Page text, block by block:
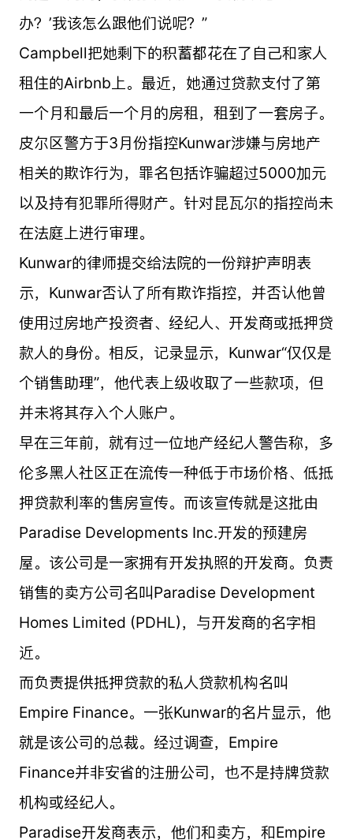
办？’我该怎么跟他们说呢？”
Campbell把她剩下的积蓄都花在了自己和家人
租住的Airbnb上。最近，她通过贷款支付了第
一个月和最后一个月的房租，租到了一套房子。
皮尔区警方于3月份指控Kunwar涉嫌与房地产
相关的欺诈行为，罪名包括诈骗超过5000加元
以及持有犯罪所得财产。针对昆瓦尔的指控尚未
在法庭上进行审理。
Kunwar的律师提交给法院的一份辩护声明表
示，Kunwar否认了所有欺诈指控，并否认他曾
使用过房地产投资者、经纪人、开发商或抵押贷
款人的身份。相反，记录显示，Kunwar“仅仅是
个销售助理”，他代表上级收取了一些款项，但
并未将其存入个人账户。
早在三年前，就有过一位地产经纪人警告称，多
伦多黑人社区正在流传一种低于市场价格、低抵
押贷款利率的售房宣传。而该宣传就是这批由
Paradise Developments Inc.开发的预建房
屋。该公司是一家拥有开发执照的开发商。负责
销售的卖方公司名叫Paradise Development
Homes Limited (PDHL)，与开发商的名字相
近。
而负责提供抵押贷款的私人贷款机构名叫
Empire Finance。一张Kunwar的名片显示，他
就是该公司的总裁。经过调查，Empire
Finance并非安省的注册公司，也不是持牌贷款
机构或经纪人。
Paradise开发商表示，他们和卖方，和Empire